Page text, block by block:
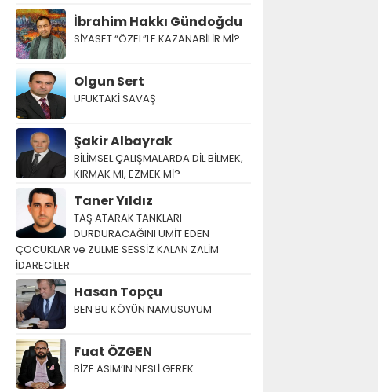
İbrahim Hakkı Gündoğdu
SİYASET “ÖZEL”LE KAZANABİLİR Mİ?
Olgun Sert
UFUKTAKİ SAVAŞ
Şakir Albayrak
BİLİMSEL ÇALIŞMALARDA DİL BİLMEK,
KIRMAK MI, EZMEK Mİ?
Taner Yıldız
TAŞ ATARAK TANKLARI
DURDURACAĞINI ÜMİT EDEN
ÇOCUKLAR ve ZULME SESSİZ KALAN ZALİM
İDARECİLER
Hasan Topçu
BEN BU KÖYÜN NAMUSUYUM
Fuat ÖZGEN
BİZE ASIM’IN NESLİ GEREK